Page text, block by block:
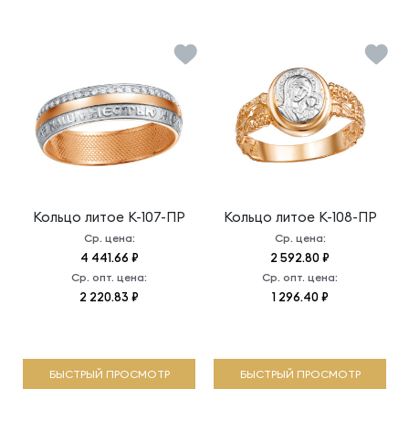
Кольцо литое К-107-ПР
Ср. цена:
4 441.66 ₽
Ср. опт. цена:
2 220.83 ₽
БЫСТРЫЙ ПРОСМОТР
Кольцо литое К-108-ПР
Ср. цена:
2 592.80 ₽
Ср. опт. цена:
1 296.40 ₽
БЫСТРЫЙ ПРОСМОТР